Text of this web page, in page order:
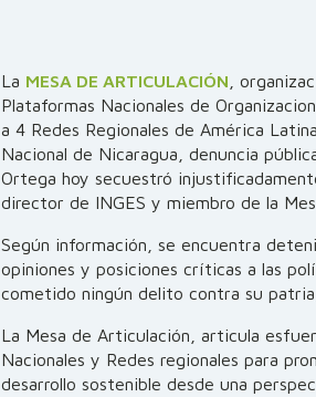
La MESA DE ARTICULACIÓN ,
Plataformas Nacionales de
a 4 Redes Regionales de América
Nacional de Nicaragua, denuncia
Ortega hoy secuestró
director de INGES y miembro de la
Según información, se encuentra
opiniones y posiciones críticas a las
cometido ningún delito contra su
La Mesa de Articulación, articula
Nacionales y Redes regionales para
desarrollo sostenible desde una